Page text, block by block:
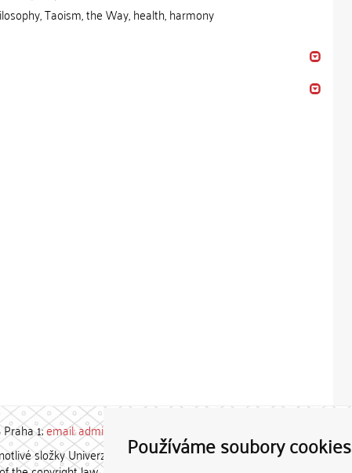
Používáme soubory cookies
Taoism, the Way, health, harmony
1;email: admin-repozitar [at] cuni.cz
složky Univerzity Karlovy. / Each constituent